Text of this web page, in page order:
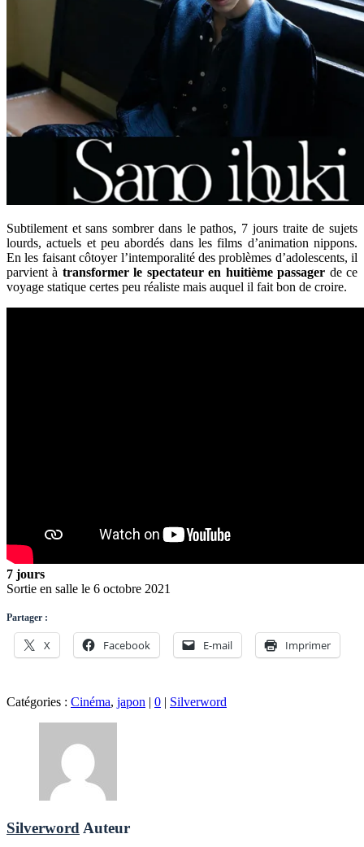
Subtilement et sans sombrer dans le pathos, 7 jours traite de sujets
lourds, actuels et peu abordés dans les films d’animation nippons.
En les faisant côtoyer l’intemporalité des problèmes d’adolescents, il
parvient à transformer le spectateur en huitième passager de ce
voyage statique certes peu réaliste mais auquel il fait bon de croire.
7 jours
Sortie en salle le 6 octobre 2021
Partager :
X Facebook E-mail Imprimer
Catégories : Cinéma, japon | 0 | Silverword
Silverword Auteur